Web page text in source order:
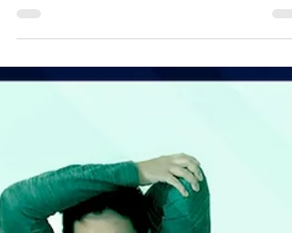
¡Tú también puedes!
Teresa Silva siempre tuvo una inquietud por